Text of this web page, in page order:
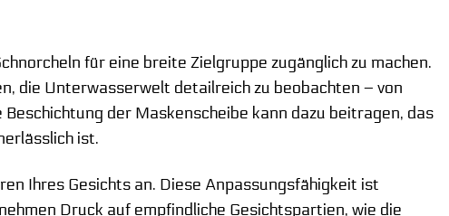
für eine breite Zielgruppe zugänglich zu machen.
die Unterwasserwelt detailreich zu beobachten – von
der Maskenscheibe kann dazu beitragen, das
ist.
Ihres Gesichts an. Diese Anpassungsfähigkeit ist
Druck auf empfindliche Gesichtspartien, wie die